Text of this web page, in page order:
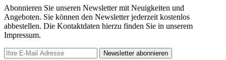
Abonnieren Sie unseren Newsletter mit Neuigkeiten und
Angeboten. Sie können den Newsletter jederzeit kostenlos
abbestellen. Die Kontaktdaten hierzu finden Sie in unserem
Impressum.
Newsletter abonnieren